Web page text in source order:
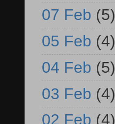
07 Feb (5)
05 Feb (4)
04 Feb (5)
03 Feb (4)
02 Feb (4)